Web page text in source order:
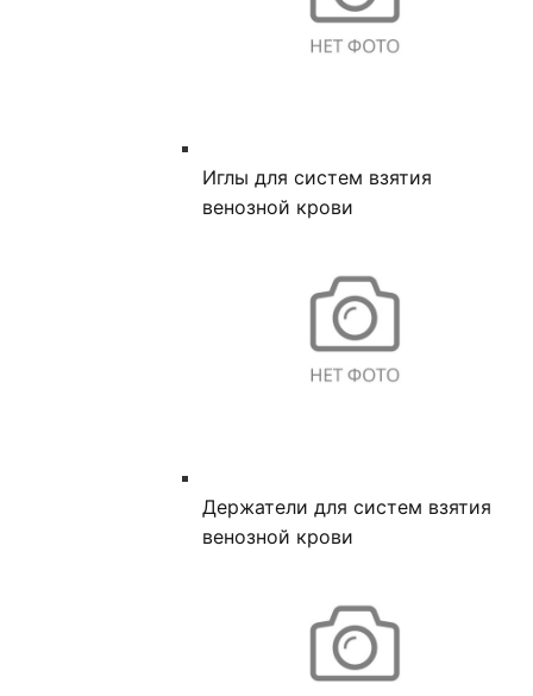
Иглы для систем взятия
венозной крови
Держатели для систем взятия
венозной крови